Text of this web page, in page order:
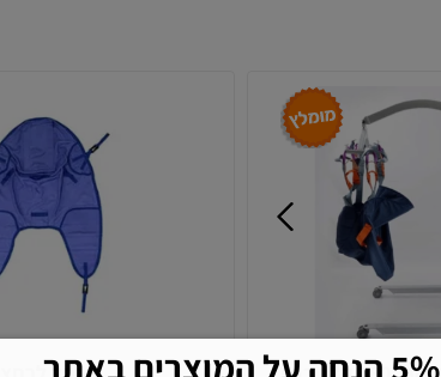
5% הנחה על המוצרים באתר
בהזנת הקוד- MEDIX5